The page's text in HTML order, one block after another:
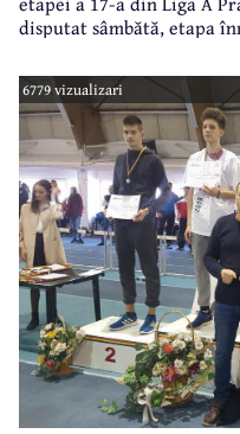
disputat sâmbătă, etapa
înregistrat trei victorii
ale oaspeţilor.
6779 vizualizari